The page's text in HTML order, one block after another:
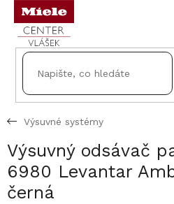
Přejít
obsah
Výsuvné systémy
Výsuvný odsávač
6980 Levantar
černá